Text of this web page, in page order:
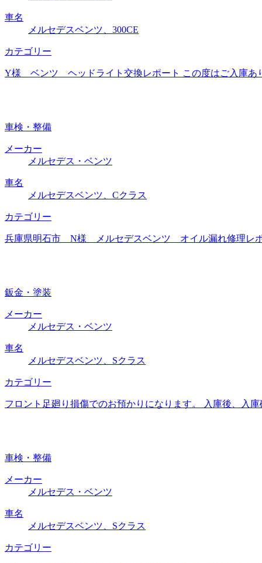
車名
メルセデスベンツ、300CE
カテゴリー
Y様 ベンツ ヘッドライト交換レポート この度はご入庫あ
車検・整備
メーカー
メルセデス・ベンツ
車名
メルセデスベンツ、Cクラス
カテゴリー
兵庫県明石市 N様 メルセデスベンツ オイル漏れ修理レポ
鈑金・塗装
メーカー
メルセデス・ベンツ
車名
メルセデスベンツ、Sクラス
カテゴリー
フロント足廻り損傷でのお預かりになります。 入庫後、入
車検・整備
メーカー
メルセデス・ベンツ
車名
メルセデスベンツ、Sクラス
カテゴリー